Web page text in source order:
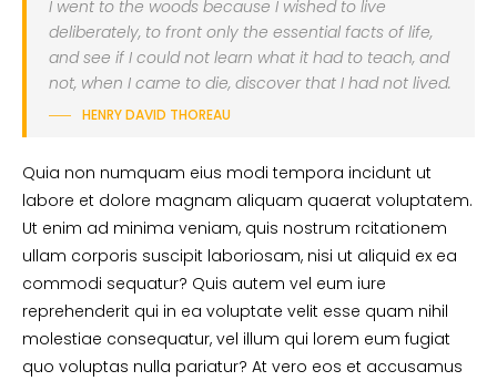
I went to the woods because I wished to live
deliberately, to front only the essential facts of life,
and see if I could not learn what it had to teach, and
not, when I came to die, discover that I had not lived.
HENRY DAVID THOREAU
Quia non numquam eius modi tempora incidunt ut
labore et dolore magnam aliquam quaerat voluptatem.
Ut enim ad minima veniam, quis nostrum rcitationem
ullam corporis suscipit laboriosam, nisi ut aliquid ex ea
commodi sequatur? Quis autem vel eum iure
reprehenderit qui in ea voluptate velit esse quam nihil
molestiae consequatur, vel illum qui lorem eum fugiat
quo voluptas nulla pariatur? At vero eos et accusamus